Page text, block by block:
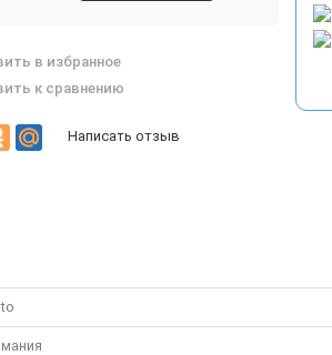
в избранное
к сравнению
Написать отзыв